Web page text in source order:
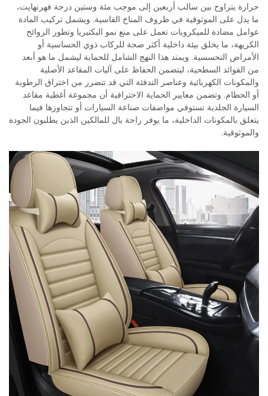
حرارة يتراوح بين سالب أربعين إلى موجب مئة وستين درجة فهرنهايت،
ما يدل على الموثوقية في ظروف المناخ القاسية. ويشمل تركيب المادة
عوامل مضادة للميكروبات تعمل على منع نمو البكتيريا وتطور الروائح
الكريهة، ما يخلق بيئة داخلية أكثر صحة للركاب ذوي الحساسية أو
الأمراض التحسسية. ويمتد هذا النهج الشامل للحماية ليشمل ما هو أبعد
من الفوائد السطحية، ليتضمن الحفاظ على آليات المقاعد الأصلية
والمكونات الكهربائية وعناصر التدفئة التي قد تتضرر من اختراق الرطوبة
أو الحطام. وتضمن معايير الحماية الاحترافية أن مجموعة أغطية مقاعد
السيارة الجلدية تستوفي مواصفات صناعة السيارات أو تتجاوزها فيما
يتعلق بالمكونات الداخلية، ما يوفر راحة بال للمالكين الذين يطلبون الجودة
والموثوقية.